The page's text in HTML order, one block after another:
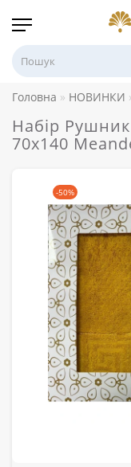
Головна НОВИНКИ
Набір
70x140
-50%